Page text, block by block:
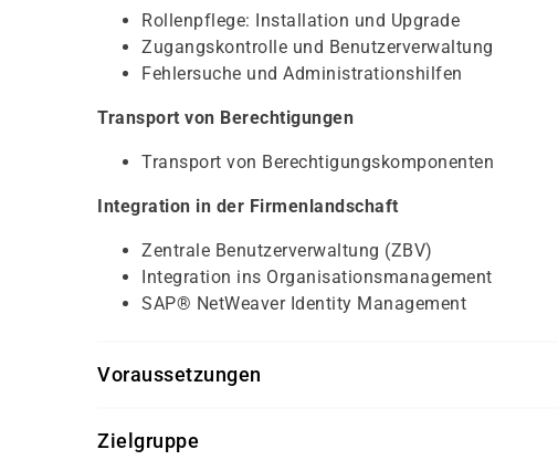
Rollenpflege: Installation und Upgrade
Zugangskontrolle und Benutzerverwaltung
Fehlersuche und Administrationshilfen
Transport von Berechtigungen
Transport von Berechtigungskomponenten
Integration in der Firmenlandschaft
Zentrale Benutzerverwaltung (ZBV)
Integration ins Organisationsmanagement
SAP® NetWeaver Identity Management
Voraussetzungen
Zielgruppe